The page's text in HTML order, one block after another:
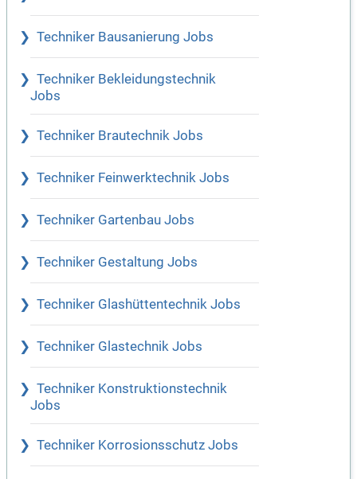
Techniker Bausanierung Jobs
Techniker Bekleidungstechnik
Jobs
Techniker Brautechnik Jobs
Techniker Feinwerktechnik Jobs
Techniker Gartenbau Jobs
Techniker Gestaltung Jobs
Techniker Glashüttentechnik Jobs
Techniker Glastechnik Jobs
Techniker Konstruktionstechnik
Jobs
Techniker Korrosionsschutz Jobs